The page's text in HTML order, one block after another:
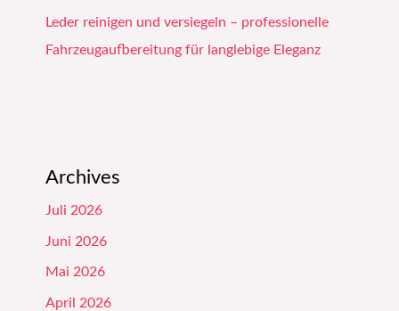
Leder reinigen und versiegeln – professionelle
Fahrzeugaufbereitung für langlebige Eleganz
Archives
Juli 2026
Juni 2026
Mai 2026
April 2026